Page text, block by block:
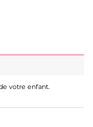
votre enfant.